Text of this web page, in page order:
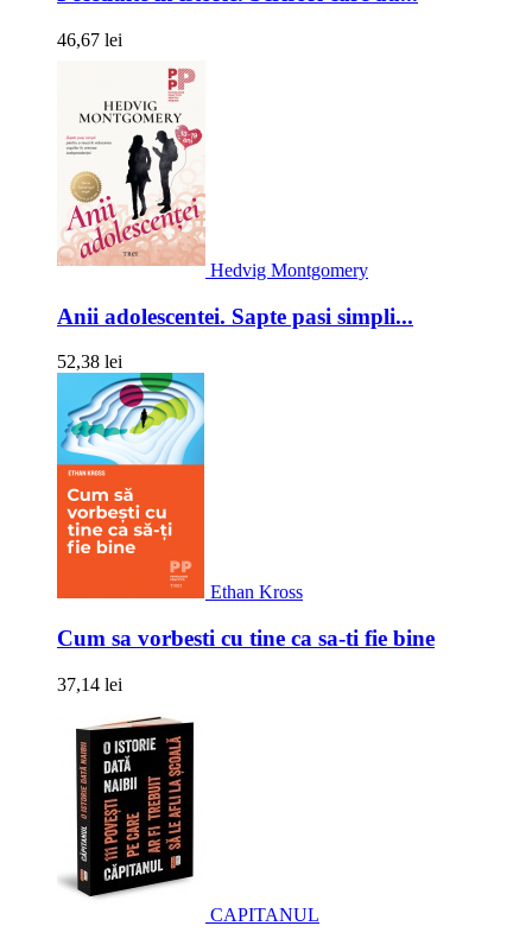
46,67 lei
Hedvig Montgomery
Anii adolescentei. Sapte pasi simpli...
52,38 lei
Ethan Kross
Cum sa vorbesti cu tine ca sa-ti fie bine
37,14 lei
CAPITANUL